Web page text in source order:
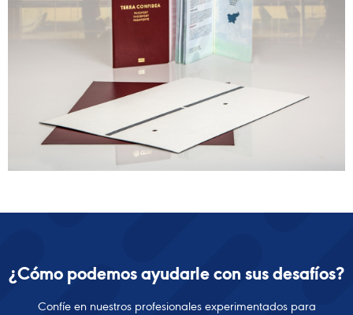
¿Cómo podemos ayudarle con sus desafíos?
Confíe en nuestros profesionales experimentados para